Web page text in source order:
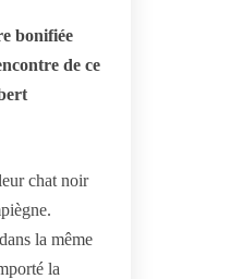
bonifiée
de ce
chat noir
la même
la